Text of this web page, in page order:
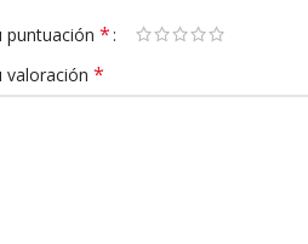
puntuación *
valoración *